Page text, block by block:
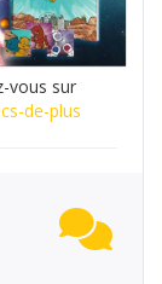
vous sur
de-plus